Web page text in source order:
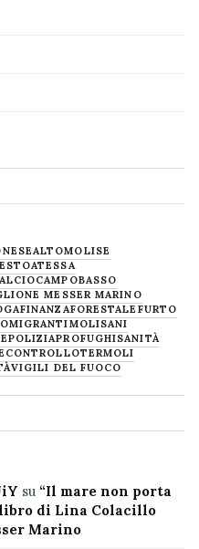
ALTOMOLISE
ATESSA
CAMPOBASSO
MESSER MARINO
FINANZAFORESTALE FURTO
MIGRANTIMOLISANI
POLIZIAPROFUGHISANITÀ
TERMOLI
VIGILI DEL FUOCO
su “Il mare non porta
di Lina Colacillo
Marino